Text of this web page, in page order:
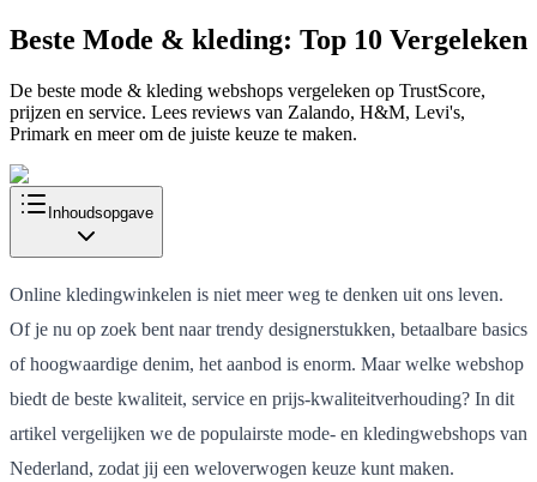
Beste Mode & kleding: Top 10 Vergeleken
De beste mode & kleding webshops vergeleken op TrustScore,
prijzen en service. Lees reviews van Zalando, H&M, Levi's,
Primark en meer om de juiste keuze te maken.
Inhoudsopgave
Online kledingwinkelen is niet meer weg te denken uit ons leven.
Of je nu op zoek bent naar trendy designerstukken, betaalbare basics
of hoogwaardige denim, het aanbod is enorm. Maar welke webshop
biedt de beste kwaliteit, service en prijs-kwaliteitverhouding? In dit
artikel vergelijken we de populairste mode- en kledingwebshops van
Nederland, zodat jij een weloverwogen keuze kunt maken.